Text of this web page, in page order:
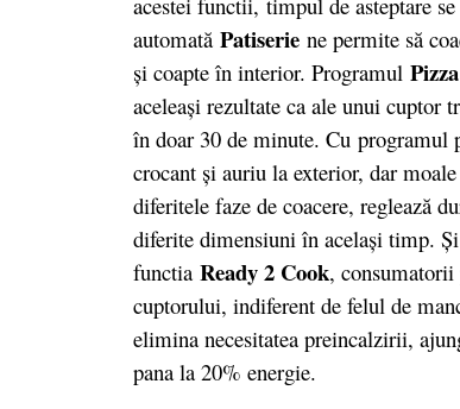
automată Patiserie ne permite să
şi coapte în interior. Programul Pizza
aceleaşi rezultate ca ale unui cuptor
în doar 30 de minute. Cu programul
crocant şi auriu la exterior, dar
diferitele faze de coacere, reglează
diferite dimensiuni în acelaşi timp.
functia Ready 2 Cook,
cuptorului, indiferent de felul de
elimina necesitatea preincalzirii,
pana la 20% energie.